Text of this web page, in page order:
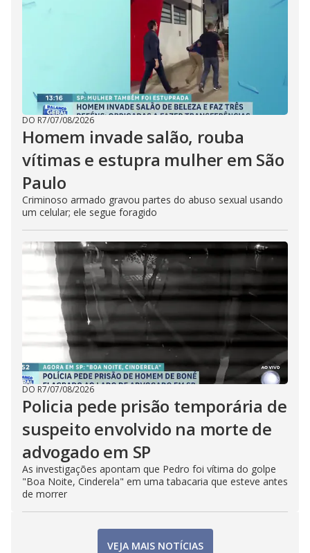
DO R7/07/08/2026
Homem invade salão, rouba
vítimas e estupra mulher em São
Paulo
Criminoso armado gravou partes do abuso sexual usando
um celular; ele segue foragido
DO R7/07/08/2026
Policia pede prisão temporária de
suspeito envolvido na morte de
advogado em SP
As investigações apontam que Pedro foi vítima do golpe
"Boa Noite, Cinderela" em uma tabacaria que esteve antes
de morrer
VEJA MAIS NOTÍCIAS